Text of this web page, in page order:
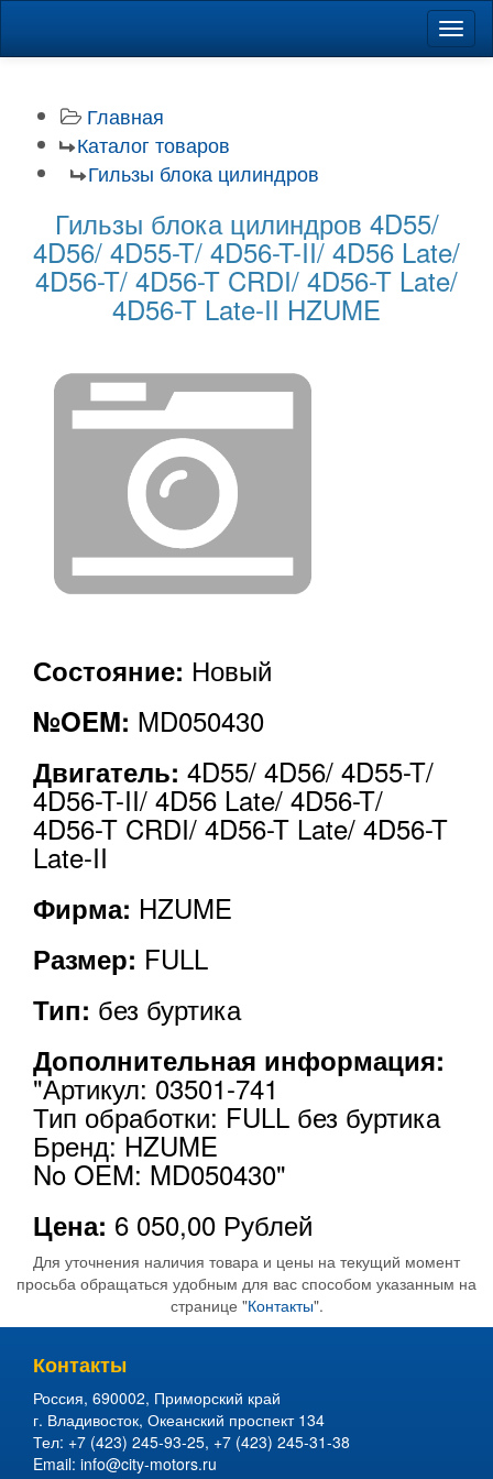
Главная
Каталог товаров
Гильзы блока цилиндров
Гильзы блока цилиндров 4D55/
4D56/ 4D55-T/ 4D56-T-II/ 4D56 Late/
4D56-T/ 4D56-T CRDI/ 4D56-T Late/
4D56-T Late-II HZUME
Состояние: Новый
№OEM: MD050430
Двигатель: 4D55/ 4D56/ 4D55-T/
4D56-T-II/ 4D56 Late/ 4D56-T/
4D56-T CRDI/ 4D56-T Late/ 4D56-T
Late-II
Фирма: HZUME
Размер: FULL
Тип: без буртика
Дополнительная информация:
"Артикул: 03501-741
Тип обработки: FULL без буртика
Бренд: HZUME
No OEM: MD050430"
Цена: 6 050,00 Рублей
Для уточнения наличия товара и цены на текущий момент
просьба обращаться удобным для вас способом указанным на
странице "Контакты".
Контакты
Россия, 690002, Приморский край
г. Владивосток, Океанский проспект 134
Тел: +7 (423) 245-93-25, +7 (423) 245-31-38
Email: info@city-motors.ru